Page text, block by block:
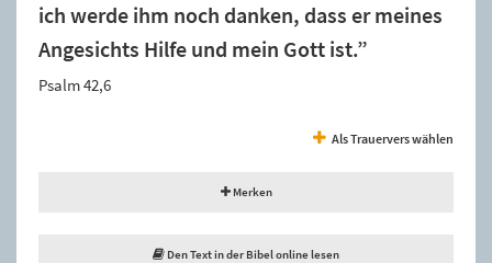
ich werde ihm noch danken, dass er meines
Angesichts Hilfe und mein Gott ist.”
Psalm 42,6
Als Trauervers wählen
Merken
Den Text in der Bibel online lesen